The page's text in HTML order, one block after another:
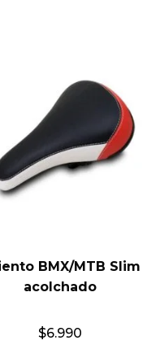
BMX/MTB Slim
acolchado
$6.990